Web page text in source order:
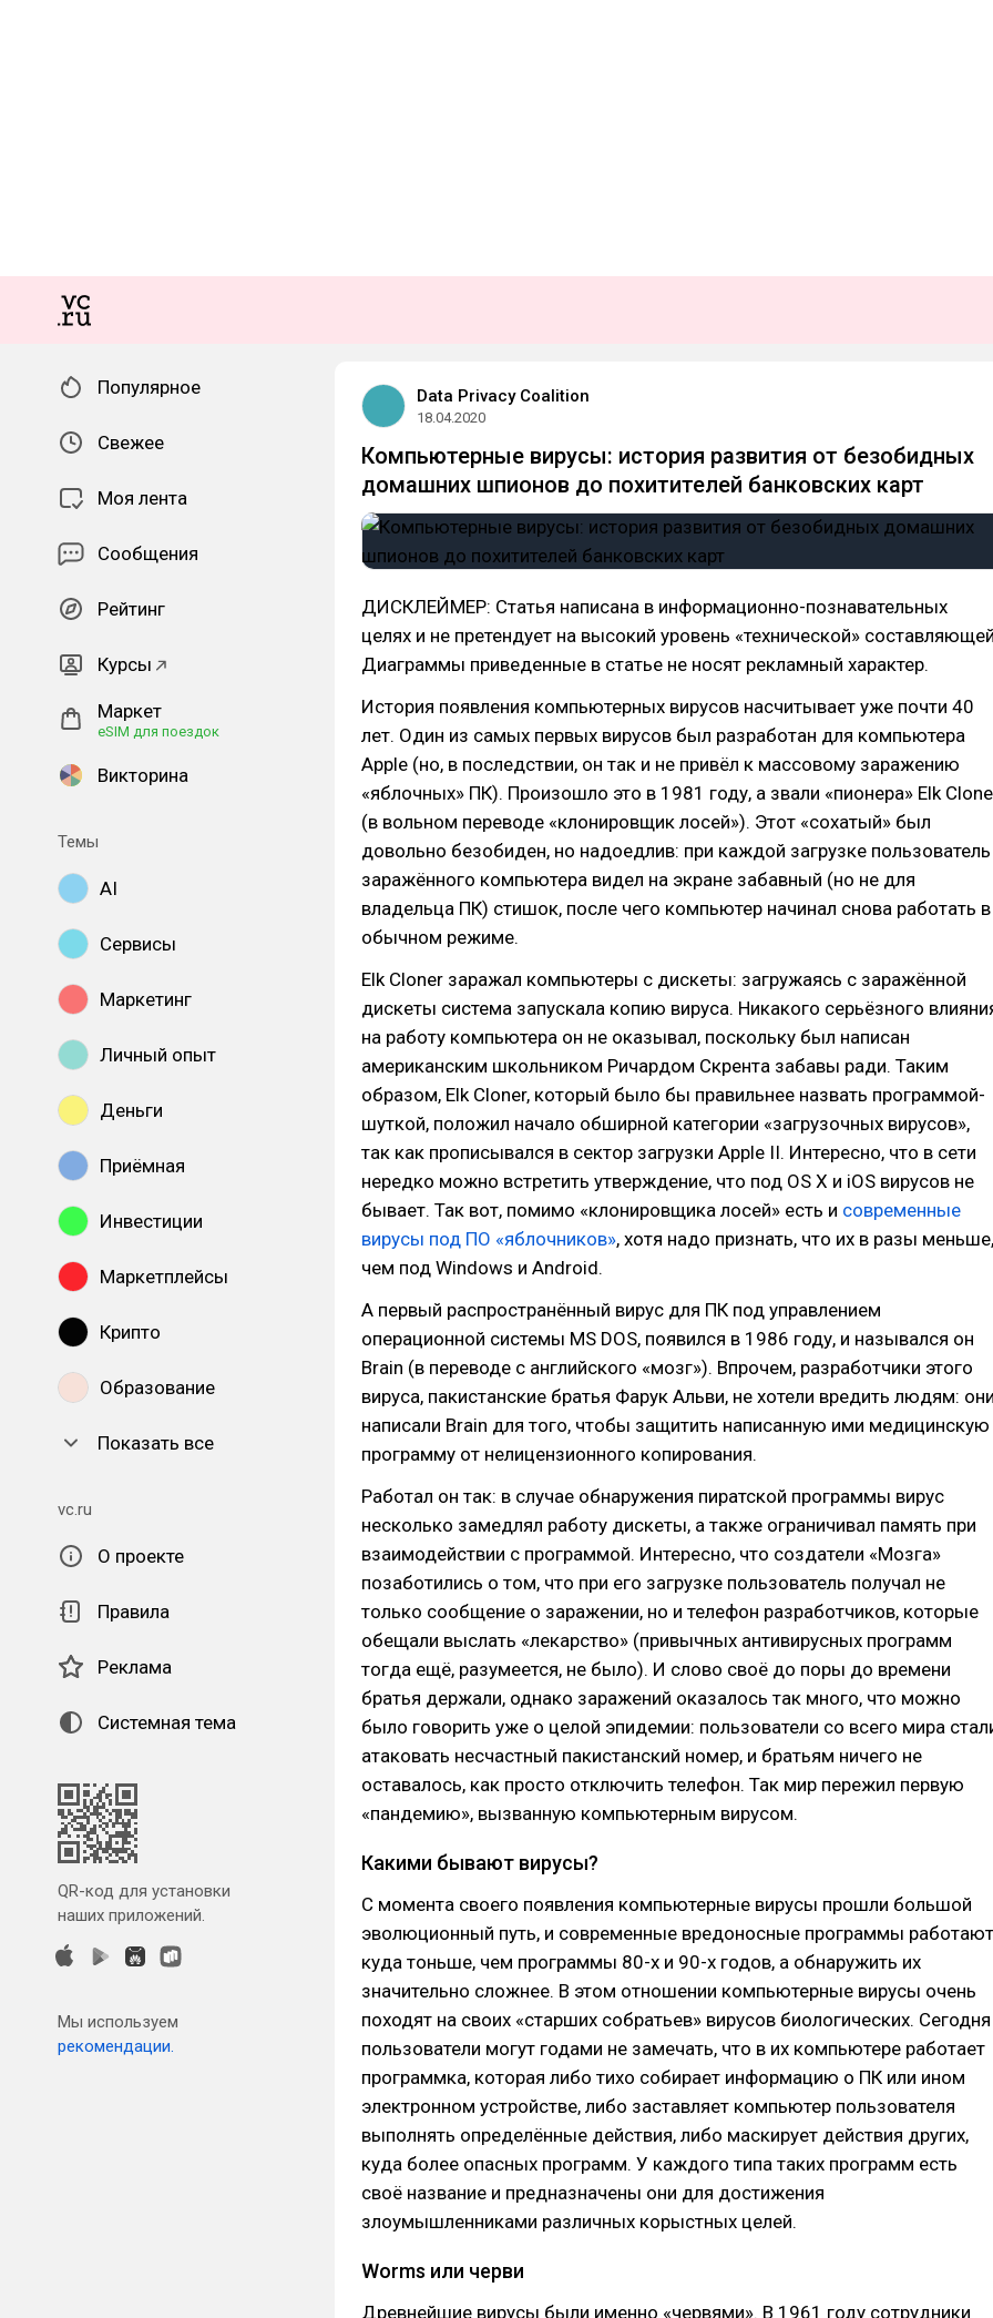
Популярное
Свежее
Моя лента
Сообщения
Рейтинг
Курсы
Маркет
eSIM для поездок
Викторина
Темы
AI
Сервисы
Маркетинг
Личный опыт
Деньги
Приёмная
Инвестиции
Маркетплейсы
Крипто
Образование
Показать все
vc.ru
О проекте
Правила
Реклама
Системная тема
QR-код для установки
наших приложений.
Мы используем
рекомендации.
Data Privacy Coalition
18.04.2020
Компьютерные вирусы: история развития от безобидных
домашних шпионов до похитителей банковских карт
ДИСКЛЕЙМЕР: Статья написана в информационно-познавательных
целях и не претендует на высокий уровень «технической»
Диаграммы приведенные в статье не носят рекламный характер.
История появления компьютерных вирусов насчитывает уже почти 40
лет. Один из самых первых вирусов был разработан для компьютера
Apple (но, в последствии, он так и не привёл к массовому заражению
«яблочных» ПК). Произошло это в 1981 году, а звали «пионера» Elk
(в вольном переводе «клонировщик лосей»). Этот «сохатый» был
довольно безобиден, но надоедлив: при каждой загрузке пользователь
заражённого компьютера видел на экране забавный (но не для
владельца ПК) стишок, после чего компьютер начинал снова работать в
обычном режиме.
Elk Cloner заражал компьютеры с дискеты: загружаясь с заражённой
дискеты система запускала копию вируса. Никакого серьёзного
на работу компьютера он не оказывал, поскольку был написан
американским школьником Ричардом Скрента забавы ради. Таким
образом, Elk Cloner, который было бы правильнее назвать программой-
шуткой, положил начало обширной категории «загрузочных вирусов»,
так как прописывался в сектор загрузки Apple II. Интересно, что в сети
нередко можно встретить утверждение, что под OS X и iOS вирусов не
бывает. Так вот, помимо «клонировщика лосей» есть и современные
вирусы под ПО «яблочников», хотя надо признать, что их в разы меньше,
чем под Windows и Android.
А первый распространённый вирус для ПК под управлением
операционной системы MS DOS, появился в 1986 году, и назывался он
Brain (в переводе с английского «мозг»). Впрочем, разработчики этого
вируса, пакистанские братья Фарук Альви, не хотели вредить людям:
написали Brain для того, чтобы защитить написанную ими медицинскую
программу от нелицензионного копирования.
Работал он так: в случае обнаружения пиратской программы вирус
несколько замедлял работу дискеты, а также ограничивал память при
взаимодействии с программой. Интересно, что создатели «Мозга»
позаботились о том, что при его загрузке пользователь получал не
только сообщение о заражении, но и телефон разработчиков, которые
обещали выслать «лекарство» (привычных антивирусных программ
тогда ещё, разумеется, не было). И слово своё до поры до времени
братья держали, однако заражений оказалось так много, что можно
было говорить уже о целой эпидемии: пользователи со всего мира
атаковать несчастный пакистанский номер, и братьям ничего не
оставалось, как просто отключить телефон. Так мир пережил первую
«пандемию», вызванную компьютерным вирусом.
Какими бывают вирусы?
С момента своего появления компьютерные вирусы прошли большой
эволюционный путь, и современные вредоносные программы работают
куда тоньше, чем программы 80-х и 90-х годов, а обнаружить их
значительно сложнее. В этом отношении компьютерные вирусы очень
походят на своих «старших собратьев» вирусов биологических. Сегодня
пользователи могут годами не замечать, что в их компьютере работает
программка, которая либо тихо собирает информацию о ПК или ином
электронном устройстве, либо заставляет компьютер пользователя
выполнять определённые действия, либо маскирует действия других,
куда более опасных программ. У каждого типа таких программ есть
своё название и предназначены они для достижения
злоумышленниками различных корыстных целей.
Worms или черви
Древнейшие вирусы были именно «червями». В 1961 году сотрудники